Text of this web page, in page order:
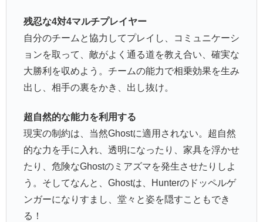
残忍な4対4マルチプレイヤー
自分のチームと協力してプレイし、コミュニケーシ
ョンを取って、敵がよく通る道を教え合い、確実な
大勝利を収めよう。チームの能力で相乗効果を生み
出し、相手の裏をかき、出し抜け。
超自然的な能力を利用する
現実の制約は、当然Ghostに適用されない。超自然
的な力を手に入れ、透明になったり、家具を浮かせ
たり、危険なGhostのミアズマを発生させたりしよ
う。そしてなんと、Ghostは、Hunterのドッペルゲ
ンガーになりすまし、堂々と姿を隠すこともでき
る！